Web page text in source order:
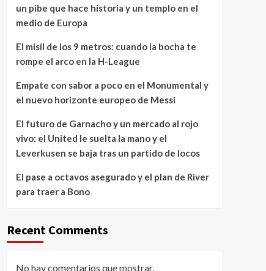
un pibe que hace historia y un templo en el
medio de Europa
El misil de los 9 metros: cuando la bocha te
rompe el arco en la H-League
Empate con sabor a poco en el Monumental y
el nuevo horizonte europeo de Messi
El futuro de Garnacho y un mercado al rojo
vivo: el United le suelta la mano y el
Leverkusen se baja tras un partido de locos
El pase a octavos asegurado y el plan de River
para traer a Bono
Recent Comments
No hay comentarios que mostrar.